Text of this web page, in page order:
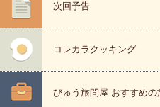
次回予告
コレカラクッキング
びゅう旅問屋 おすすめの